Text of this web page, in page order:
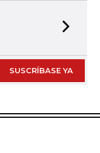
SUSCRÍBASE YA